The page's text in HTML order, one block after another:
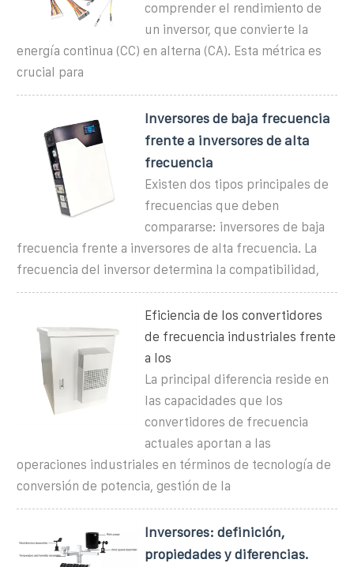
comprender el rendimiento de
un inversor, que convierte la
energía continua (CC) en alterna (CA). Esta métrica es
crucial para
Inversores de baja frecuencia
frente a inversores de alta
frecuencia
Existen dos tipos principales de
frecuencias que deben
compararse: inversores de baja
frecuencia frente a inversores de alta frecuencia. La
frecuencia del inversor determina la compatibilidad,
Eficiencia de los convertidores
de frecuencia industriales frente
a los
La principal diferencia reside en
las capacidades que los
convertidores de frecuencia
actuales aportan a las
operaciones industriales en términos de tecnología de
conversión de potencia, gestión de la
Inversores: definición,
propiedades y diferencias.